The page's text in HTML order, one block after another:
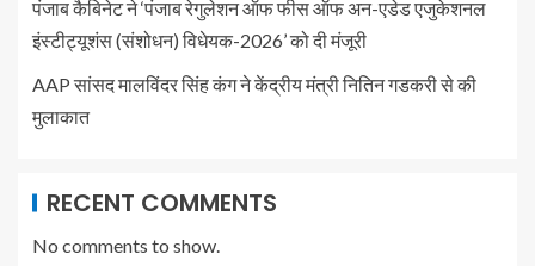
पंजाब कैबिनेट ने ‘पंजाब रेगुलेशन ऑफ फीस ऑफ अन-एडेड एजुकेशनल
इंस्टीट्यूशंस (संशोधन) विधेयक-2026’ को दी मंजूरी
AAP सांसद मालविंदर सिंह कंग ने केंद्रीय मंत्री नितिन गडकरी से की
मुलाकात
RECENT COMMENTS
No comments to show.